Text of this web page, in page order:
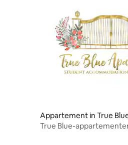
Appartement in True
True Blue-